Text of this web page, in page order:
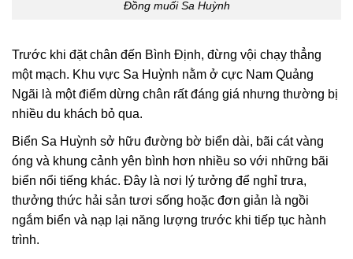
Đồng muối Sa Huỳnh
Trước khi đặt chân đến Bình Định, đừng vội chạy thẳng
một mạch. Khu vực Sa Huỳnh nằm ở cực Nam Quảng
Ngãi là một điểm dừng chân rất đáng giá nhưng thường bị
nhiều du khách bỏ qua.
Biển Sa Huỳnh sở hữu đường bờ biển dài, bãi cát vàng
óng và khung cảnh yên bình hơn nhiều so với những bãi
biển nổi tiếng khác. Đây là nơi lý tưởng để nghỉ trưa,
thưởng thức hải sản tươi sống hoặc đơn giản là ngồi
ngắm biển và nạp lại năng lượng trước khi tiếp tục hành
trình.